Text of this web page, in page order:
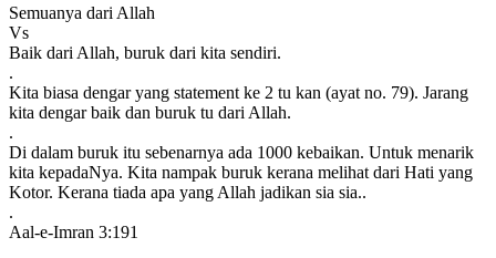
Semuanya dari Allah
Vs
Baik dari Allah, buruk dari kita sendiri.
.
Kita biasa dengar yang statement ke 2 tu kan (ayat no. 79). Jarang
kita dengar baik dan buruk tu dari Allah.
.
Di dalam buruk itu sebenarnya ada 1000 kebaikan. Untuk menarik
kita kepadaNya. Kita nampak buruk kerana melihat dari Hati yang
Kotor. Kerana tiada apa yang Allah jadikan sia sia..
.
Aal-e-Imran 3:191